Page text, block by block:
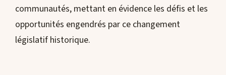
communautés, mettant en évidence les défis et les
opportunités engendrés par ce changement
législatif historique.